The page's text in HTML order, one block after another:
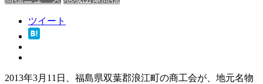
ツイート
2013年3月11日、福島県双葉郡浪江町の商工会が、地元名物